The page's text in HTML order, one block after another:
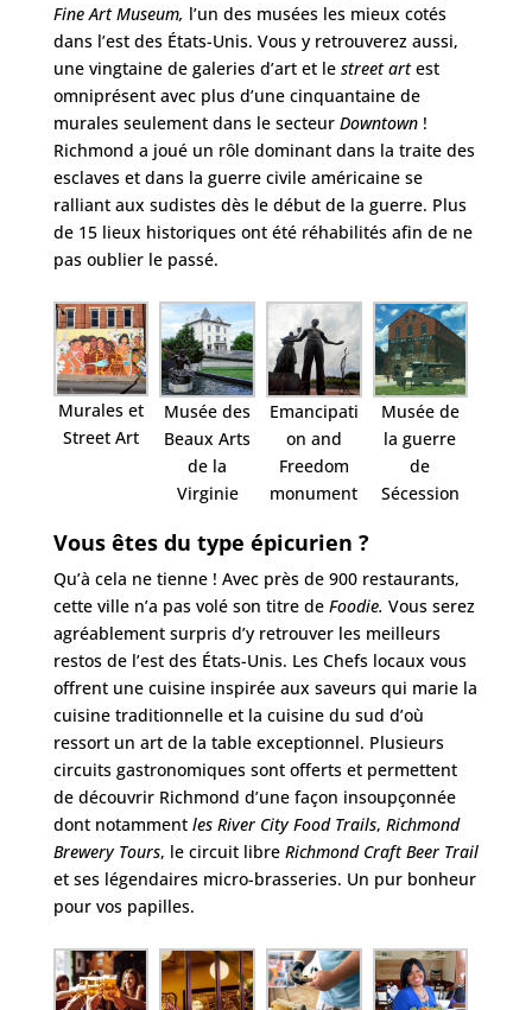
Fine Art Museum, l’un des musées les mieux cotés
dans l’est des États-Unis. Vous y retrouverez aussi,
une vingtaine de galeries d’art et le street artest
omniprésentavec plus d’une cinquantaine de
murales seulement dans le secteur Downtown !
Richmond a joué un rôle dominant dans la traite des
esclaves et dans la guerre civile américaine se
ralliant aux sudistes dès le début de la guerre. Plus
de 15 lieux historiques ont été réhabilités afin de ne
pas oublier le passé.
Murales et
Street Art
Musée des
Beaux Arts
de la
Virginie
Emancipati
on and
Freedom
monument
Musée de
la guerre
de
Sécession
Vous êtes du type épicurien ?
Qu’à cela ne tienne ! Avec près de 900 restaurants,
cette ville n’a pas volé son titre de Foodie. Vous serez
agréablement surpris d’y retrouver les meilleurs
restos de l’est des États-Unis. Les Chefs locaux vous
offrent une cuisine inspirée aux saveurs qui marie la
cuisine traditionnelle et la cuisine du sud d’où
ressort un art de la table exceptionnel. Plusieurs
circuits gastronomiques sont offerts et permettent
de découvrir Richmond d’une façon insoupçonnée
dont notamment les River City Food Trails, Richmond
Brewery Tours, le circuit libre Richmond Craft Beer Trail
et ses légendaires micro-brasseries. Un pur bonheur
pour vos papilles.